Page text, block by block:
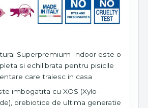
Superpremium Indoor este o
si echilibrata pentru pisicile
care traiesc in casa
imbogatita cu XOS (Xylo-
prebiotice de ultima generatie